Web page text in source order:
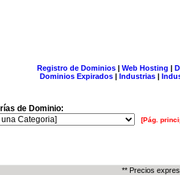
Registro de Dominios| Web Hosting |
Dominios Expirados | Industrias |
de Dominio:
[Pág.
** Precios